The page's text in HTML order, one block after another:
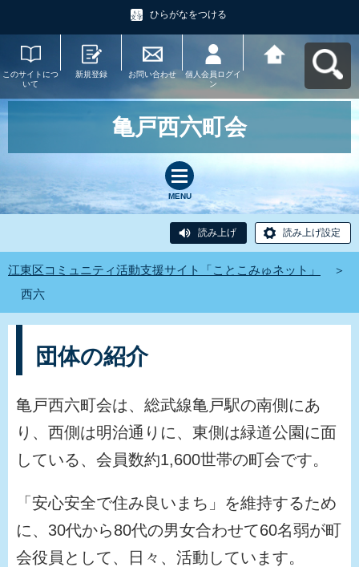
ひらがなをつける
このサイトにつ
いて
新規登録 お問い合わせ
個人会員ログイ
ン
イト「ことこみ
ゅネット」へ戻
亀戸西六町会
MENU
読み上げ 読み上げ設定
江東区コミュニティ活動支援サイト「ことこみゅネット」
＞
西六
団体の紹介
亀戸西六町会は、総武線亀戸駅の南側にあ
り、西側は明治通りに、東側は緑道公園に面
している、会員数約1,600世帯の町会です。
「安心安全で住み良いまち」を維持するため
に、30代から80代の男女合わせて60名弱が町
会役員として、日々、活動しています。